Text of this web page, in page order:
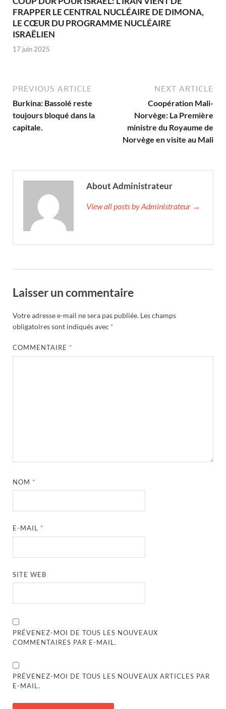
FRAPPER LE CENTRAL NUCLÉAIRE DE DIMONA,
LE CŒUR DU PROGRAMME NUCLÉAIRE
ISRAËLIEN
17 juin 2025
PREVIOUS ARTICLE
Burkina: Bassolé reste
toujours bloqué dans la
capitale.
NEXT ARTICLE
Coopération Mali-
Norvège: La Première
ministre du Royaume de
Norvège en visite au Mali
About Administrateur
View all posts by Administrateur →
Laisser un commentaire
Votre adresse e-mail ne sera pas publiée. Les champs
obligatoires sont indiqués avec *
COMMENTAIRE *
NOM *
E-MAIL *
SITE WEB
PRÉVENEZ-MOI DE TOUS LES NOUVEAUX
COMMENTAIRES PAR E-MAIL.
PRÉVENEZ-MOI DE TOUS LES NOUVEAUX ARTICLES PAR
E-MAIL.